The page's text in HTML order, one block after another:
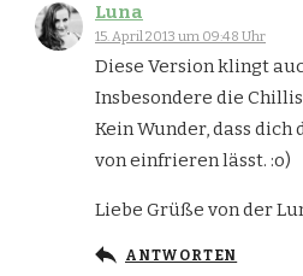
Luna
15. April 2013 um 09:48 Uhr
Diese Version klingt
Insbesondere die
Kein Wunder, dass
von einfrieren lässt. :o)
Liebe Grüße von der
ANTWORTEN